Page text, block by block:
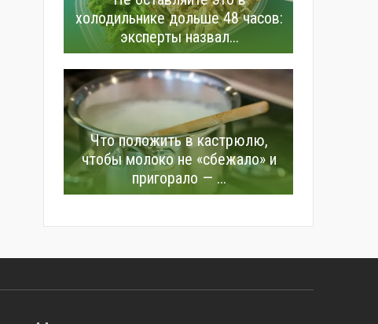
холодильнике дольше 48 часов:
эксперты назвал...
Что положить в кастрюлю,
чтобы молоко не «сбежало» и
пригорало — ...